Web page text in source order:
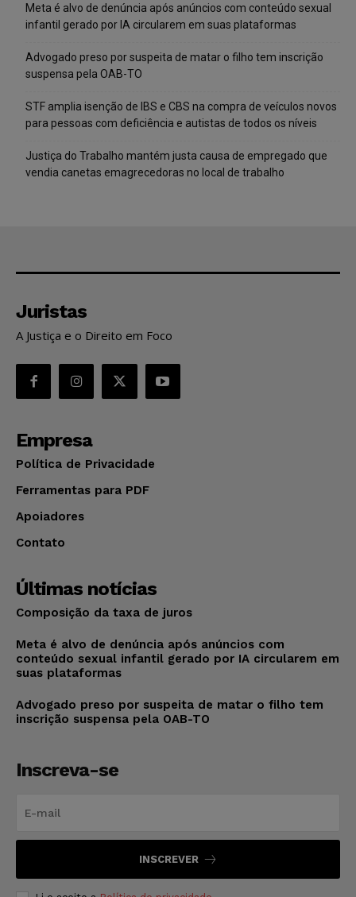
Meta é alvo de denúncia após anúncios com conteúdo sexual
infantil gerado por IA circularem em suas plataformas
Advogado preso por suspeita de matar o filho tem inscrição
suspensa pela OAB-TO
STF amplia isenção de IBS e CBS na compra de veículos novos
para pessoas com deficiência e autistas de todos os níveis
Justiça do Trabalho mantém justa causa de empregado que
vendia canetas emagrecedoras no local de trabalho
Juristas
A Justiça e o Direito em Foco
Empresa
Política de Privacidade
Ferramentas para PDF
Apoiadores
Contato
Últimas notícias
Composição da taxa de juros
Meta é alvo de denúncia após anúncios com
conteúdo sexual infantil gerado por IA circularem em
suas plataformas
Advogado preso por suspeita de matar o filho tem
inscrição suspensa pela OAB-TO
Inscreva-se
INSCREVER